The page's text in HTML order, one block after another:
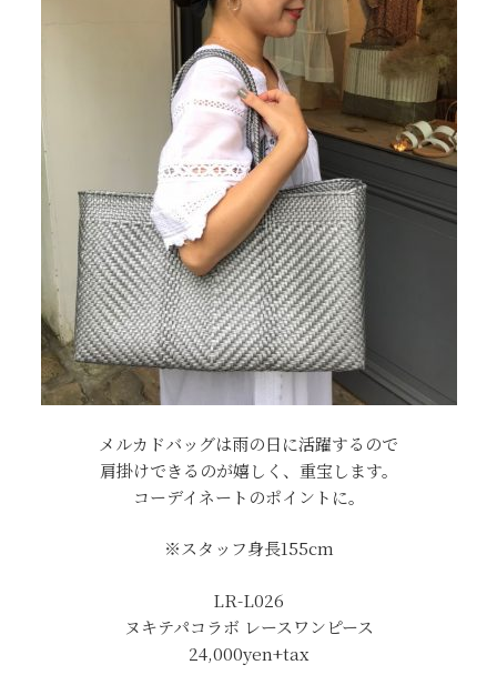
メルカドバッグは雨の日に活躍するので
肩掛けできるのが嬉しく、重宝します。
コーデイネートのポイントに。
※スタッフ身長155cm
LR-L026
ヌキテパコラボ レースワンピース
24,000yen+tax